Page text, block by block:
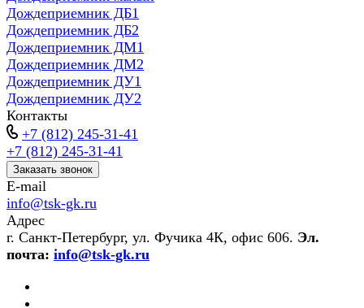
Дождеприемник ДБ1
Дождеприемник ДБ2
Дождеприемник ДМ1
Дождеприемник ДМ2
Дождеприемник ДУ1
Дождеприемник ДУ2
Контакты
+7 (812) 245-31-41
+7 (812) 245-31-41
Заказать звонок
E-mail
info@tsk-gk.ru
Адрес
г. Санкт-Петербург, ул. Фучика 4К, офис 606. Эл.
почта: info@tsk-gk.ru